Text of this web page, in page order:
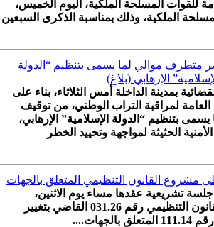
للقوات المسلحة الملكية، اليوم الخميس،
الملكية، وذلك بمناسبة الذكرى السبعين
متطرف موالي لما يسمى بتنظيم “الدولة
الإرهابي (بلاغ)
بمدينة الداخلة أمس الثلاثاء، بناء على
العامة لمراقبة التراب الوطني، من توقيف
بتنظيم “الدولة الإسلامية” الإرهابي،
الحثيثة لمواجهة وتحييد الخطر
مشروع القانون التنظيمي المتعلق بالجهات
تشريعية عقدها مساء يوم الاثنين،
بالأغلبية، على مشروع القانون التنظيمي رقم 031.26 القاضي بتغيير